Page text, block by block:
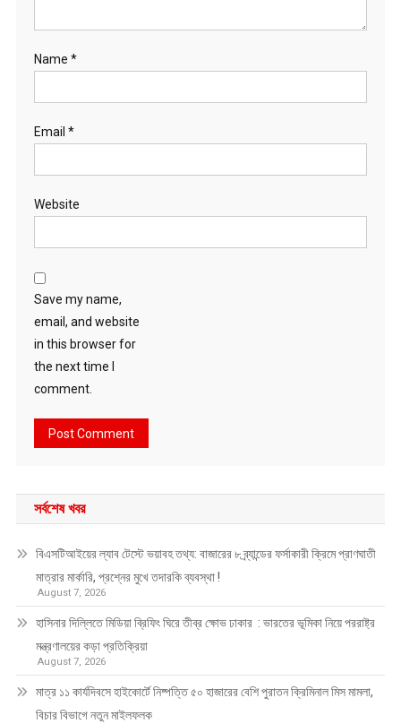
Name *
Email *
Website
Save my name,
email, and website
in this browser for
the next time I
comment.
সর্বশেষ খবর
বিএসটিআইয়ের ল্যাব টেস্টে ভয়াবহ তথ্য: বাজারের ৮ ব্র্যান্ডের ফর্সাকারী ক্রিমে প্রাণঘাতী
মাত্রার মার্কারি, প্রশ্নের মুখে তদারকি ব্যবস্থা !
August 7, 2026
হাসিনার দিল্লিতে মিডিয়া ব্রিফিং ঘিরে তীব্র ক্ষোভ ঢাকার : ভারতের ভূমিকা নিয়ে পররাষ্ট্র
মন্ত্রণালয়ের কড়া প্রতিক্রিয়া
August 7, 2026
মাত্র ১১ কার্যদিবসে হাইকোর্টে নিষ্পত্তি ৫০ হাজারের বেশি পুরাতন ক্রিমিনাল মিস মামলা,
বিচার বিভাগে নতুন মাইলফলক